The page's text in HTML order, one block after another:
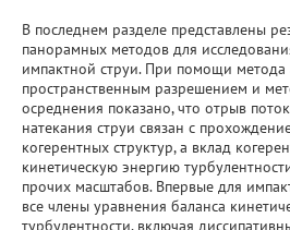
В последнем разделе представлены
панорамных методов для
импактной струи. При помощи
пространственным разрешением и
осреднения показано, что отрыв
натекания струи связан с
когерентных структур, а вклад
кинетическую энергию
прочих масштабов. Впервые для
все члены уравнения баланса
турбулентности, включая